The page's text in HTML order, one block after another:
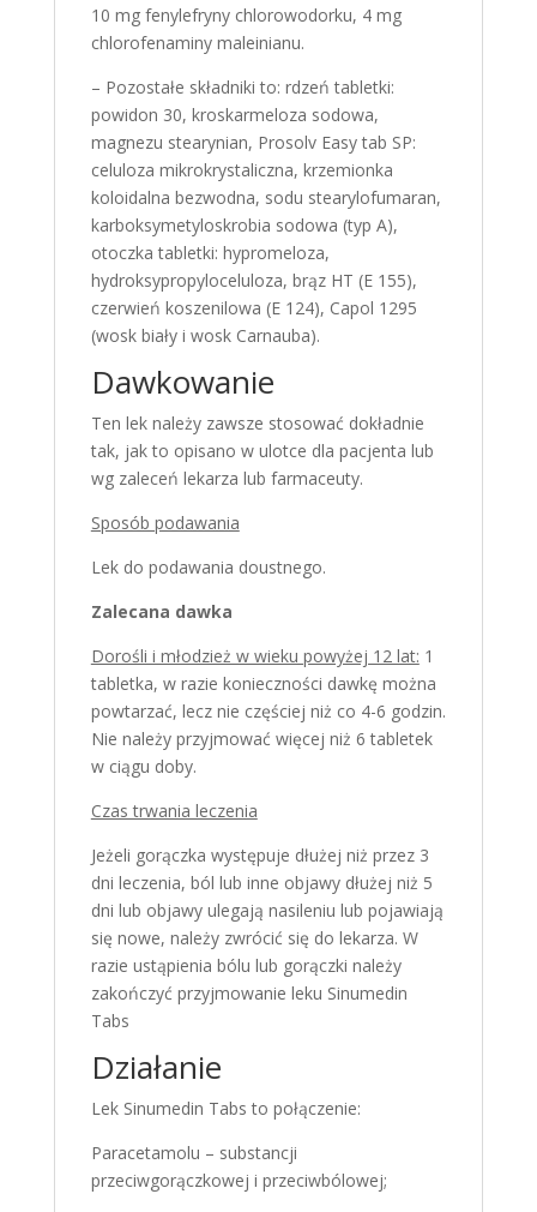
10 mg fenylefryny chlorowodorku, 4 mg
chlorofenaminy maleinianu.
– Pozostałe składniki to: rdzeń tabletki:
powidon 30, kroskarmeloza sodowa,
magnezu stearynian, Prosolv Easy tab SP:
celuloza mikrokrystaliczna, krzemionka
koloidalna bezwodna, sodu stearylofumaran,
karboksymetyloskrobia sodowa (typ A),
otoczka tabletki: hypromeloza,
hydroksypropyloceluloza, brąz HT (E 155),
czerwień koszenilowa (E 124), Capol 1295
(wosk biały i wosk Carnauba).
Dawkowanie
Ten lek należy zawsze stosować dokładnie
tak, jak to opisano w ulotce dla pacjenta lub
wg zaleceń lekarza lub farmaceuty.
Sposób podawania
Lek do podawania doustnego.
Zalecana dawka
Dorośli i młodzież w wieku powyżej 12 lat: 1
tabletka, w razie konieczności dawkę można
powtarzać, lecz nie częściej niż co 4-6 godzin.
Nie należy przyjmować więcej niż 6 tabletek
w ciągu doby.
Czas trwania leczenia
Jeżeli gorączka występuje dłużej niż przez 3
dni leczenia, ból lub inne objawy dłużej niż 5
dni lub objawy ulegają nasileniu lub pojawiają
się nowe, należy zwrócić się do lekarza. W
razie ustąpienia bólu lub gorączki należy
zakończyć przyjmowanie leku Sinumedin
Tabs
Działanie
Lek Sinumedin Tabs to połączenie:
Paracetamolu – substancji
przeciwgorączkowej i przeciwbólowej;